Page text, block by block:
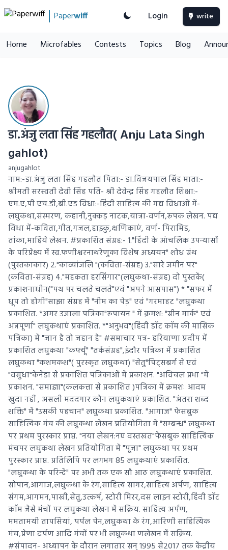
Paperwiff Login write
Home Microfables Contests Topics Blog
डा.अंजु लता सिंह गहलौत( Anju Lata Singh
gahlot)
anjugahlot
नाम:-डा.अंजु लता सिंह गहलौत पिता:- डा.विजयपाल सिंह माता:-
श्रीमती सरस्वती देवी सिंह पति- श्री देवेन्द्र सिंह गहलौत शिक्षा:-
एम.ए,पी एच.डी,बी.एड विधा:-हिंदी साहित्य की गद्य विधाओं में-
लघुकथा,संस्मरण, कहानी,नुक्कड़ नाटक,यात्रा-वर्णन,रूपक लेखन. पद्य
विधा में-कविता,गीत,गजल,हाइकु,क्षणिकाएं, वर्ण- पिरामिड,
तांका,माहिये लेखन. #प्रकाशित संग्रह:- 1."हिंदी के आंचलिक उपन्यासों
के परिप्रेक्ष्य में स्व.फणीश्वरनाथरेणुका विशेष अध्ययन" शोध ग्रंथ
(पुस्तकाकार) 2."काव्यांजलि "(कविता-संग्रह) 3."सारे जमीन पर"
(कविता-संग्रह) 4."महकता हरसिंगार"(लघुकथा-संग्रह) दो पुस्तकें(
प्रकाशनाधीन("पथ पर चलते चलते"एवं "अपने आसपास") * "सफर में
धूप तो होगी"साझा संग्रह में "नीम का पेड़" एवं "गरमाहट "लघुकथा
प्रकाशित. *अमर उजाला पत्रिका"रूपायन " में क्रमश: "ग्रीन मार्क" एवं
अन्नपूर्णा" लघुकथाएं प्रकाशित. *"अनुभव"(हिंदी डाॅट काॅम की मासिक
पत्रिका) में "जान है तो जहान है" #समाचार पत्र- हरियाणा प्रदीप में
प्रकाशित लघुकथा "कर्फ्यू" "तर्कसंग्रह",इंदौर पत्रिका में प्रकाशित
लघुकथा "कशमकश"( पुरस्कृत लघुकथा) "सेतु"पिट्सबर्ग से एवं
"वसुधा"केनेडा से प्रकाशित पत्रिकाओं में प्रकाशन. "अविचल प्रभा "में
प्रकाशन. "समाज्ञा"(कलकत्ता से प्रकाशित )पत्रिका में क्रमशः आदम
खुदा नहीं , असली मददगार कौन लघुकथाएं प्रकाशित. "अंतरा शब्द
शक्ति" में "उसकी पहचान" लघुकथा प्रकाशित. "आगाज" फेसबुक
साहित्यिक मंच की लघुकथा लेखन प्रतियोगिता में "सम्बन्ध" लघुकथा
पर प्रथम पुरस्कार प्राप्त. "नया लेखन:नए दस्तखत"फेसबुक साहित्यिक
मंचपर लघुकथा लेखन प्रतियोगिता में "पूजा" लघुकथा पर प्रथम
पुरस्कार प्राप्त. प्रतिलिपि पर लगभग 85 लघुकथाएं प्रकाशित.
"लघुकथा के परिन्दें" पर अभी तक एक सौ आठ लघुकथाएं प्रकाशित.
सोपान,आगाज,लघुकथा के रंग,साहित्य सागर,साहित्य अर्पण, साहित्य
संगम,आगमन,पाखी,सेतु,उत्कर्ष, स्टोरी मिरर,दस लाइन स्टोरी,हिंदी डाॅट
काॅम जैसे मंचों पर लघुकथा लेखन में सक्रिय. साहित्य अर्पण,
ममतामयी तापसियां, पर्पल पेन,लघुकथा के रंग,आरिणी साहित्यिक
मंच,प्रेणा दर्पण आदि मंचों पर भी लघुकथा णलेखन में सक्रिय.
#संपादन- अध्यापन के दौरान लगातार सन् 1995 से2017 तक केंद्रीय